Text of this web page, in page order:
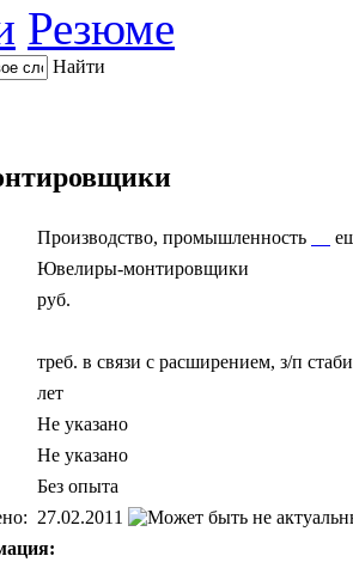
Резюме
Найти
Производство, промышленность
Ювелиры-монтировщики
руб.
треб. в связи с расширением, з/п
лет
Не указано
Не указано
Без опыта
27.02.2011